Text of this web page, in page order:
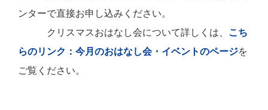
ンターで直接お申し込みください。
クリスマスおはなし会について詳しくは、 こち
らのリンク：今月のおはなし会・イベントのページを
ご覧ください。